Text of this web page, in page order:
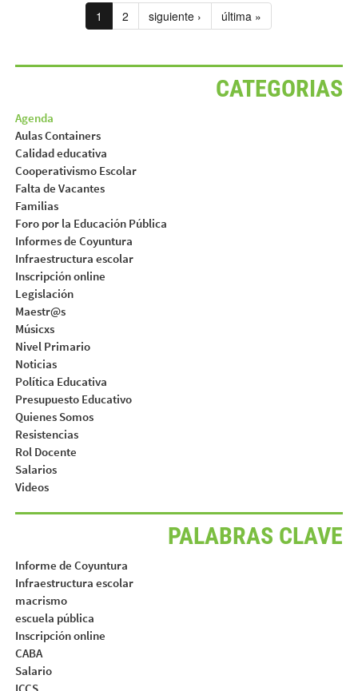
1 2 siguiente › última »
CATEGORIAS
Agenda
Aulas Containers
Calidad educativa
Cooperativismo Escolar
Falta de Vacantes
Familias
Foro por la Educación Pública
Informes de Coyuntura
Infraestructura escolar
Inscripción online
Legislación
Maestr@s
Músicxs
Nivel Primario
Noticias
Política Educativa
Presupuesto Educativo
Quienes Somos
Resistencias
Rol Docente
Salarios
Videos
PALABRAS CLAVE
Informe de Coyuntura
Infraestructura escolar
macrismo
escuela pública
Inscripción online
CABA
Salario